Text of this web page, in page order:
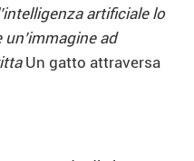
artificiale lo
ad
Un gatto attraversa